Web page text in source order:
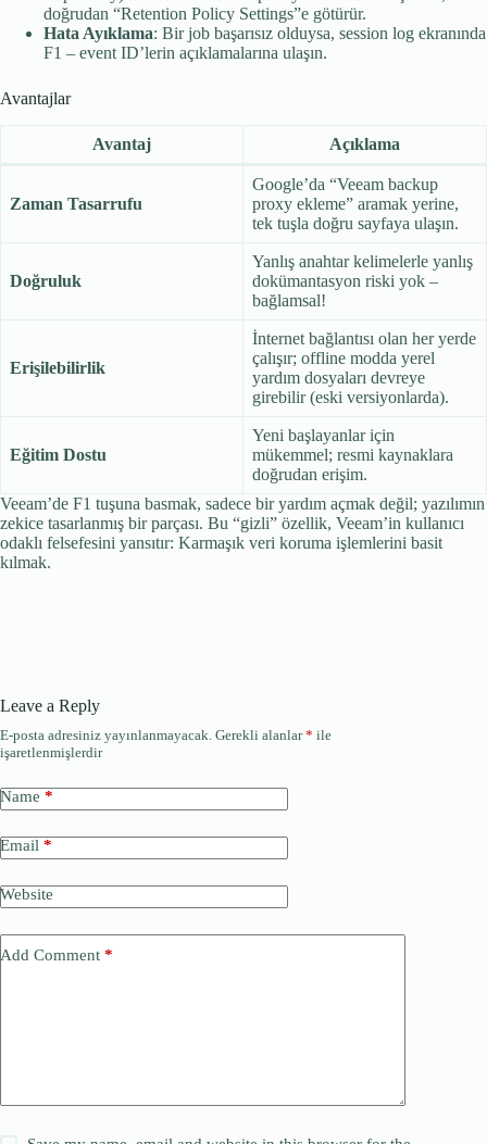
doğrudan “Retention Policy Settings”e götürür.
Hata Ayıklama: Bir job başarısız olduysa, session log ekranında
F1 – event ID’lerin açıklamalarına ulaşın.
Avantajlar
Avantaj Açıklama
Zaman Tasarrufu
Google’da “Veeam backup
proxy ekleme” aramak yerine,
tek tuşla doğru sayfaya ulaşın.
Doğruluk
Yanlış anahtar kelimelerle yanlış
dokümantasyon riski yok –
bağlamsal!
Erişilebilirlik
İnternet bağlantısı olan her yerde
çalışır; offline modda yerel
yardım dosyaları devreye
girebilir (eski versiyonlarda).
Eğitim Dostu
Yeni başlayanlar için
mükemmel; resmi kaynaklara
doğrudan erişim.
Veeam’de F1 tuşuna basmak, sadece bir yardım açmak değil; yazılımın
zekice tasarlanmış bir parçası. Bu “gizli” özellik, Veeam’in kullanıcı
odaklı felsefesini yansıtır: Karmaşık veri koruma işlemlerini basit
kılmak.
Leave a Reply
E-posta adresiniz yayınlanmayacak. Gerekli alanlar* ile
işaretlenmişlerdir
Name *
Email *
Website
Add Comment *